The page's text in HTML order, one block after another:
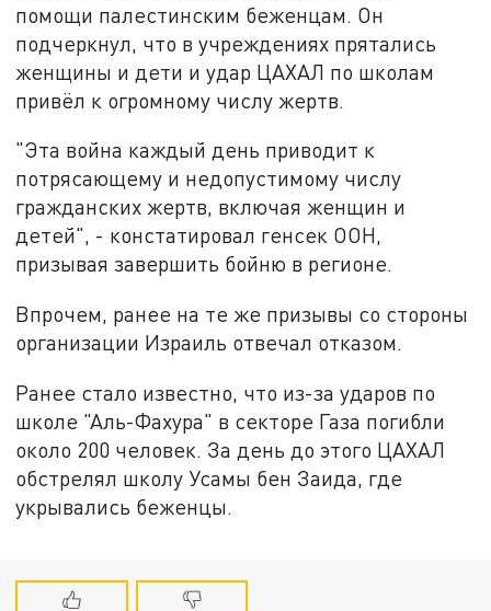
помощи палестинским беженцам. Он
подчеркнул, что в учреждениях прятались
женщины и дети и удар ЦАХАЛ по школам
привёл к огромному числу жертв.
"Эта война каждый день приводит к
потрясающему и недопустимому числу
гражданских жертв, включая женщин и
детей", - констатировал генсек ООН,
призывая завершить бойню в регионе.
Впрочем, ранее на те же призывы со стороны
организации Израиль отвечал отказом.
Ранее стало известно, что из-за ударов по
школе "Аль-Фахура" в секторе Газа погибли
около 200 человек. За день до этого ЦАХАЛ
обстрелял школу Усамы бен Заида, где
укрывались беженцы.